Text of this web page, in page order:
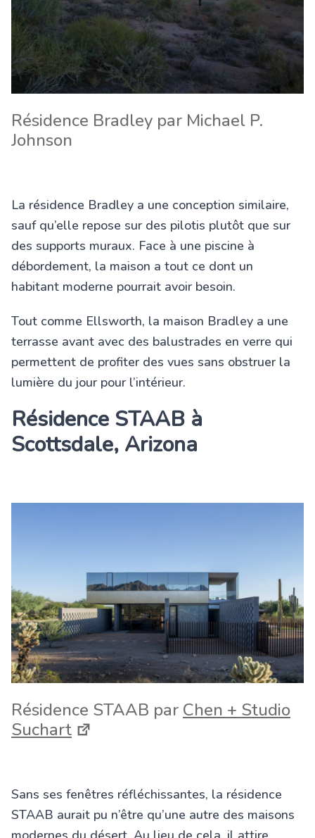
Résidence Bradley par Michael P.
Johnson
La résidence Bradley a une conception similaire,
sauf qu’elle repose sur des pilotis plutôt que sur
des supports muraux. Face à une piscine à
débordement, la maison a tout ce dont un
habitant moderne pourrait avoir besoin.
Tout comme Ellsworth, la maison Bradley a une
terrasse avant avec des balustrades en verre qui
permettent de profiter des vues sans obstruer la
lumière du jour pour l’intérieur.
Résidence STAAB à
Scottsdale, Arizona
Résidence STAAB par Chen + Studio
Suchart
Sans ses fenêtres réfléchissantes, la résidence
STAAB aurait pu n’être qu’une autre des maisons